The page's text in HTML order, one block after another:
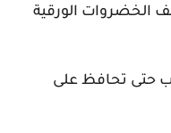
الخضروات الورقية
حتى تحافظ على